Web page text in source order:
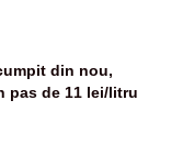
și fondurile de
din nou,
pas de 11 lei/litru